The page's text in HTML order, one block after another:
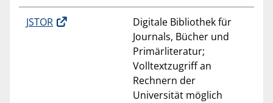
JSTOR
Digitale Bibliothek für
Journals, Bücher und
Primärliteratur;
Volltextzugriff an
Rechnern der
Universität möglich